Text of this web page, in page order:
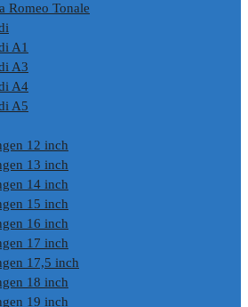
Romeo Tonale
A1
A3
A4
A5
12 inch
13 inch
14 inch
15 inch
16 inch
17 inch
17,5 inch
18 inch
19 inch